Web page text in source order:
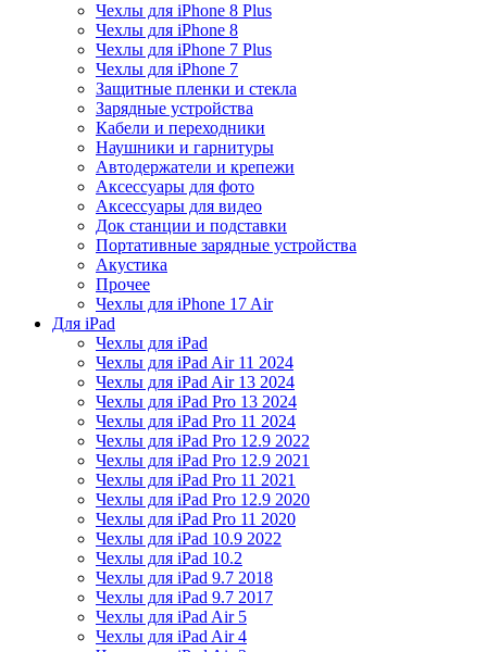
Чехлы для iPhone 8 Plus
Чехлы для iPhone 8
Чехлы для iPhone 7 Plus
Чехлы для iPhone 7
Защитные пленки и стекла
Зарядные устройства
Кабели и переходники
Наушники и гарнитуры
Автодержатели и крепежи
Аксессуары для фото
Аксессуары для видео
Док станции и подставки
Портативные зарядные устройства
Акустика
Прочее
Чехлы для iPhone 17 Air
Для iPad
Чехлы для iPad
Чехлы для iPad Air 11 2024
Чехлы для iPad Air 13 2024
Чехлы для iPad Pro 13 2024
Чехлы для iPad Pro 11 2024
Чехлы для iPad Pro 12.9 2022
Чехлы для iPad Pro 12.9 2021
Чехлы для iPad Pro 11 2021
Чехлы для iPad Pro 12.9 2020
Чехлы для iPad Pro 11 2020
Чехлы для iPad 10.9 2022
Чехлы для iPad 10.2
Чехлы для iPad 9.7 2018
Чехлы для iPad 9.7 2017
Чехлы для iPad Air 5
Чехлы для iPad Air 4